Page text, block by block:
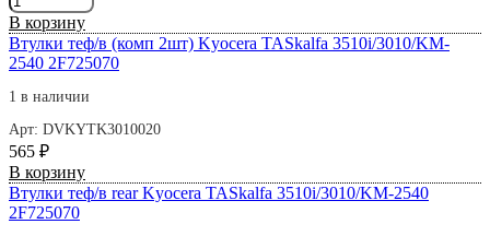
(Bulat)
товара
Втулки
рез/
в
(комп
Kyocera
TASkalfa
3510i/3010/KM-
2540
(Bulat)
В корзину
Втулки теф/в (комп 2шт) Kyocera TASkalfa 3510i/3010/KM-
2540 2F725070
1 в наличии
Арт: DVKYTK3010020
565 ₽
Количество
товара
Втулки
В корзину
Втулки теф/в rear Kyocera TASkalfa 3510i/3010/KM-2540
2F725070